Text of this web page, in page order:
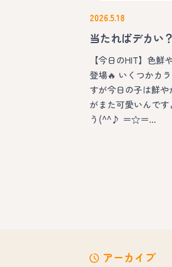
2026.5.18
当たればデカい
【今日のHIT】色鮮
登場🔥 いくつかカ
すが今日の子は鮮
がまた可愛いんで
う(^^♪ ＝☆＝…
アーカイブ